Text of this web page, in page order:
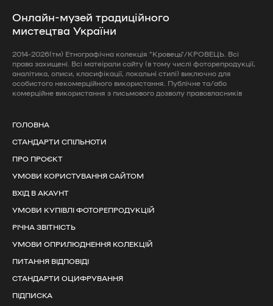
Онлайн-музей традиційного
мистецтва України
2014-2026(тм) Етнографічна колекція "Кровець"/КРОВЕЦЬ. Всі
права захищені. Всі матеірали сайту (в тому числі фоторепродукції,
аналітика, описи, класифікації, локальні стилі) виключно для
особистого некомерційного використання. Публічне та/або
комерційне використання з письмового дозволу правовласників
ГОЛОВНА
СТАНДАРТИ СПІЛЬНОТИ
ПРО ПРОЄКТ
УМОВИ КОРИСТУВАННЯ САЙТОМ
ВХІД В АКАУНТ
УМОВИ КУПІВЛІ ФОТОРЕПРОДУКЦІЙ
РІЧНА ЗВІТНІСТЬ
УМОВИ ОПРИЛЮДНЕННЯ КОЛЕКЦІЙ
ПИТАННЯ ВІДПОВІДІ
СТАНДАРТИ ОЦИФРУВАННЯ
ПІДПИСКА